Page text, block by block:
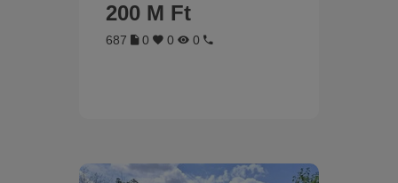
200 M Ft
687 0 0 0